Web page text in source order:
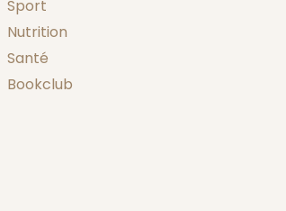
Sport
Nutrition
Santé
Bookclub